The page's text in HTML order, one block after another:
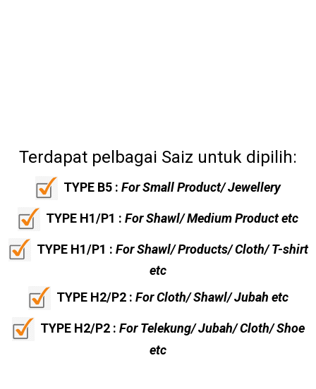
Terdapat pelbagai Saiz untuk dipilih:
TYPE B5 : For Small Product/ Jewellery
TYPE H1/P1 : For Shawl/ Medium Product etc
TYPE H1/P1 : For Shawl/ Products/ Cloth/ T-shirt
etc
TYPE H2/P2 : For Cloth/ Shawl/ Jubah etc
TYPE H2/P2 : For Telekung/ Jubah/ Cloth/ Shoe
etc